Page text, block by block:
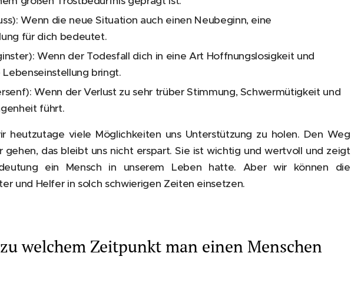
Wenn die neue Situation auch einen Neubeginn, eine
für dich bedeutet.
Wenn der Todesfall dich in eine Art Hoffnungslosigkeit und
Lebenseinstellung bringt.
Wenn der Verlust zu sehr trüber Stimmung, Schwermütigkeit und
führt.
heutzutage viele Möglichkeiten uns Unterstützung zu holen. Den Weg
gehen, das bleibt uns nicht erspart. Sie ist wichtig und wertvoll und zeigt
ein Mensch in unserem Leben hatte. Aber wir können die
und Helfer in solch schwierigen Zeiten einsetzen.
welchem Zeitpunkt man einen Menschen